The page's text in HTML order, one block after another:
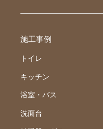
施工事例
トイレ
キッチン
浴室・バス
洗面台